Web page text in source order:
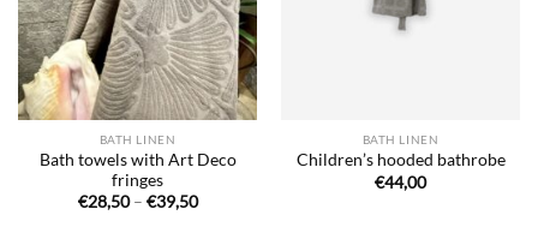
BATH LINEN
Bath towels with Art Deco
fringes
€28,50 – €39,50Price
BATH LINEN
Children’s hooded bathrobe
€44,00